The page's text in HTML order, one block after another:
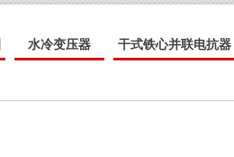
水冷变压器 干式铁心并联电抗器